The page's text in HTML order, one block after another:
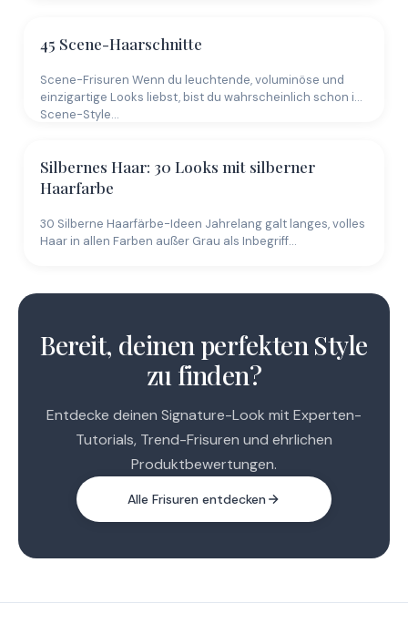
45 Scene-Haarschnitte
Scene-Frisuren Wenn du leuchtende, voluminöse und
einzigartige Looks liebst, bist du wahrscheinlich schon im
Scene-Style…
Silbernes Haar: 30 Looks mit silberner
Haarfarbe
30 Silberne Haarfärbe-Ideen Jahrelang galt langes, volles
Haar in allen Farben außer Grau als Inbegriff…
Bereit, deinen perfekten Style
zu finden?
Entdecke deinen Signature-Look mit Experten-
Tutorials, Trend-Frisuren und ehrlichen
Produktbewertungen.
Alle Frisuren entdecken